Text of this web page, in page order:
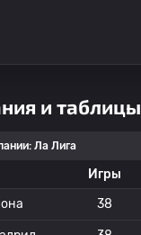
и таблицы
Ла Лига
Игры
38